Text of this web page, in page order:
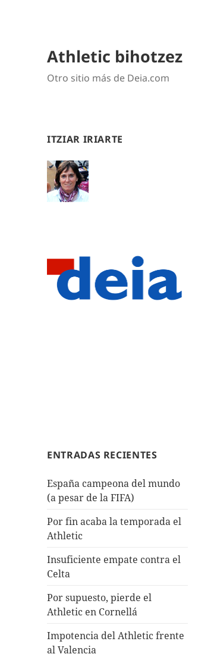
Athletic bihotzez
Otro sitio más de Deia.com
ITZIAR IRIARTE
ENTRADAS RECIENTES
España campeona del mundo
(a pesar de la FIFA)
Por fin acaba la temporada el
Athletic
Insuficiente empate contra el
Celta
Por supuesto, pierde el
Athletic en Cornellá
Impotencia del Athletic frente
al Valencia